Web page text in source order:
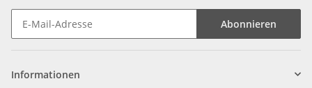
Abonnieren
Informationen